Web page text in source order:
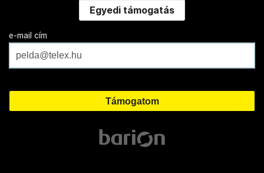
Egyedi támogatás
e-mail cím